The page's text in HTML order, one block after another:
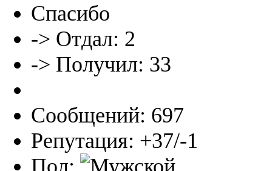
Спасибо
-> Отдал: 2
-> Получил: 33
Сообщений: 697
Репутация: +37/-1
Пол: